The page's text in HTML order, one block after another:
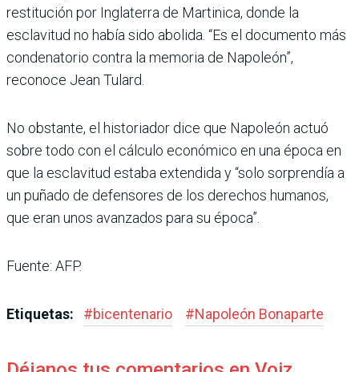
restitución por Inglaterra de Martinica, donde la
esclavitud no había sido abolida. “Es el documento más
condenatorio contra la memoria de Napoleón”,
reconoce Jean Tulard.
No obstante, el historiador dice que Napoleón actuó
sobre todo con el cálculo económico en una época en
que la esclavitud estaba extendida y “solo sorprendía a
un puñado de defensores de los derechos humanos,
que eran unos avanzados para su época”.
Fuente: AFP.
Etiquetas: #bicentenario #Napoleón Bonaparte